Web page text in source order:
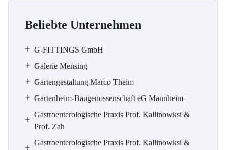
Beliebte Unternehmen
G-FITTINGS GmbH
Galerie Mensing
Gartengestaltung Marco Theim
Gartenheim-Baugenossenschaft eG Mannheim
Gastroenterologische Praxis Prof. Kallinowksi &
Prof. Zah
Gastroenterologische Praxis Prof. Kallinowksi &